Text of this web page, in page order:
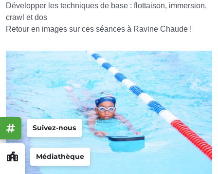
Médiathèque
Suivez-nous
Développer les techniques de base : flottaison, immersion,
crawl et dos
Retour en images sur ces séances à Ravine Chaude !